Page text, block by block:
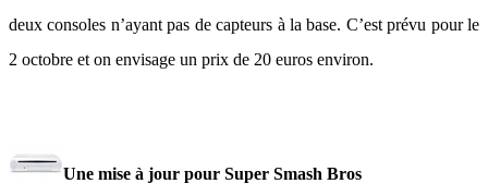
deux consoles n’ayant pas de capteurs à la base. C’est prévu pour le
2 octobre et on envisage un prix de 20 euros environ.
Une mise à jour pour Super Smash Bros